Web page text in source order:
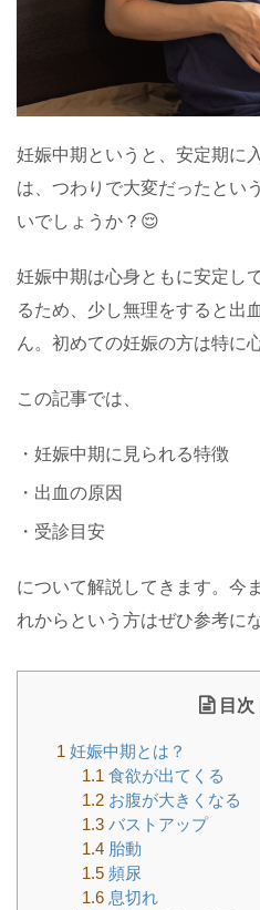
妊娠中期というと、安定期に
は、つわりで大変だったとい
いでしょうか？😌
妊娠中期は心身ともに安定し
るため、少し無理をすると出
ん。初めての妊娠の方は特に
この記事では、
・妊娠中期に見られる特徴
・出血の原因
・受診目安
について解説してきます。今
れからという方はぜひ参考に
目次
1 妊娠中期とは？
1.1 食欲が出てくる
1.2お腹が大きくなる
1.3バストアップ
1.4胎動
1.5頻尿
1.6息切れ